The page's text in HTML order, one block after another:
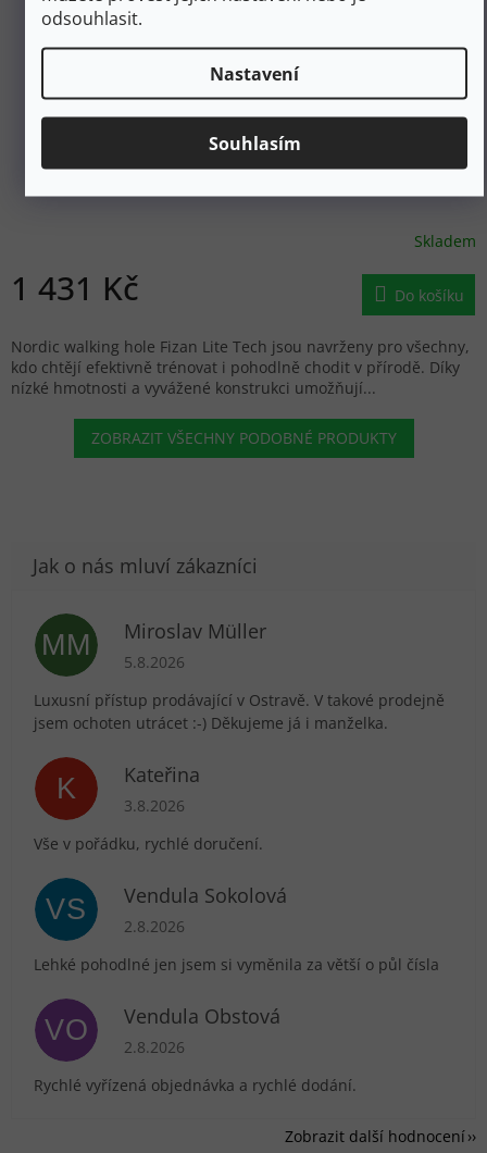
odsouhlasit.
Nastavení
Souhlasím
1 590 Kč
FIZAN Nordic Walking hole LITE TECH yellow - žluté
Skladem
1 431 Kč Do košíku
Nordic walking hole Fizan Lite Tech jsou navrženy pro všechny,
kdo chtějí efektivně trénovat i pohodlně chodit v přírodě. Díky
nízké hmotnosti a vyvážené konstrukci umožňují...
ZOBRAZIT VŠECHNY PODOBNÉ PRODUKTY
MM Miroslav Müller
Hodnocení obchodu je 5 z 5 hvězdiček.
5.8.2026
Luxusní přístup prodávající v Ostravě. V takové prodejně
jsem ochoten utrácet :-) Děkujeme já i manželka.
K Kateřina
Hodnocení obchodu je 5 z 5 hvězdiček.
3.8.2026
Vše v pořádku, rychlé doručení.
VS Vendula Sokolová
Hodnocení obchodu je 5 z 5 hvězdiček.
2.8.2026
Lehké pohodlné jen jsem si vyměnila za větší o půl čísla
VO Vendula Obstová
Hodnocení obchodu je 5 z 5 hvězdiček.
2.8.2026
Rychlé vyřízená objednávka a rychlé dodání.
Zobrazit další hodnocení